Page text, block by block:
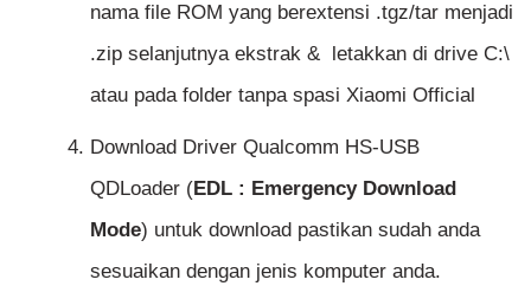
nama file ROM yang berextensi .tgz/tar menjadi
.zip selanjutnya ekstrak & letakkan di drive C:\
atau pada folder tanpa spasi Xiaomi Official
Download Driver Qualcomm HS-USB
QDLoader (EDL : Emergency Download
Mode) untuk download pastikan sudah anda
sesuaikan dengan jenis komputer anda.